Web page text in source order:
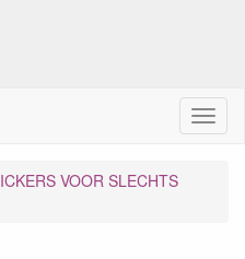
M
e
VOOR SLECHTS